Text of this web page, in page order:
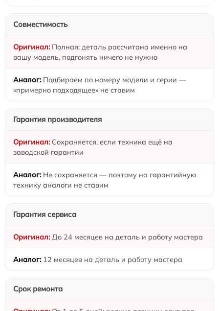
Совместимость
Полная: деталь рассчитана именно на
вашу модель, подгонять ничего не нужно
Подбираем по номеру модели и серии —
«примерно подходящее» не ставим
Гарантия производителя
Сохраняется, если техника ещё на
заводской гарантии
Не сохраняется — поэтому на гарантийную
технику аналоги не ставим
Гарантия сервиса
До 24 месяцев на деталь и работу мастера
12 месяцев на деталь и работу мастера
Срок ремонта